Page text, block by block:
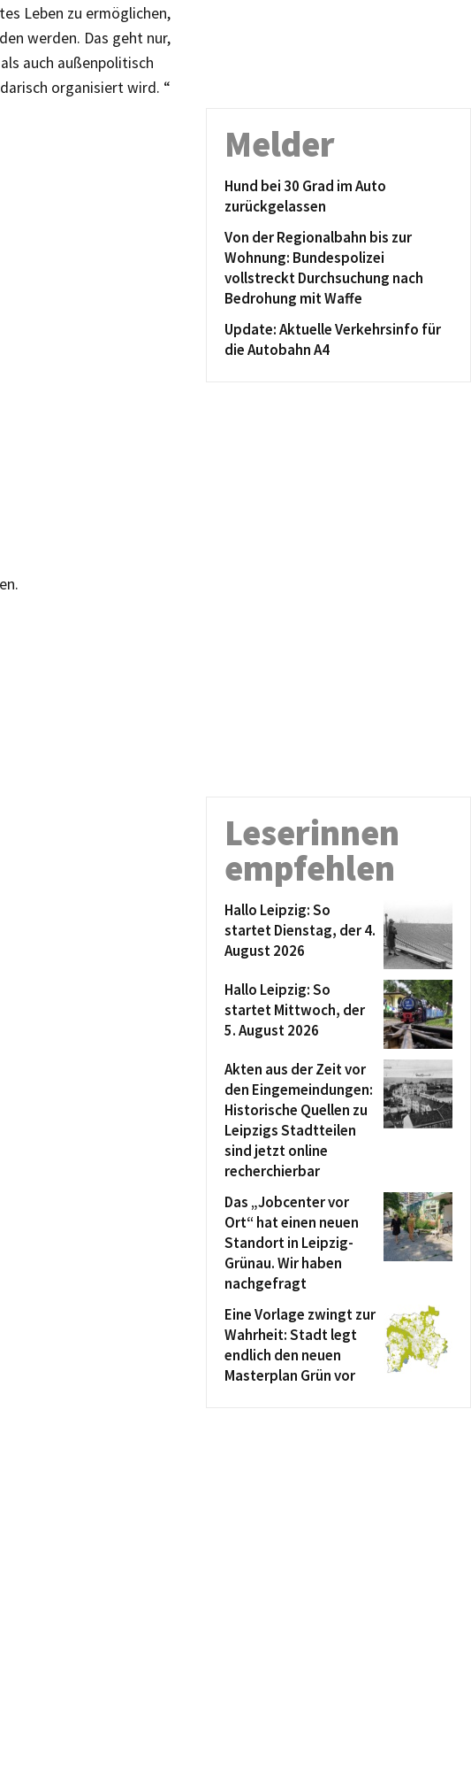
Leben zu ermöglichen,
werden. Das geht nur,
auch außenpolitisch
organisiert wird. “
Melder
Hund bei 30 Grad im Auto
zurückgelassen
Von der Regionalbahn bis zur
Wohnung: Bundespolizei
vollstreckt Durchsuchung nach
Bedrohung mit Waffe
Update: Aktuelle Verkehrsinfo für
die Autobahn A4
Leserinnen
empfehlen
Hallo Leipzig: So
startet Dienstag, der 4.
August 2026
Hallo Leipzig: So
startet Mittwoch, der
5. August 2026
Akten aus der Zeit vor
den Eingemeindungen:
Historische Quellen zu
Leipzigs Stadtteilen
sind jetzt online
recherchierbar
Das „Jobcenter vor
Ort“ hat einen neuen
Standort in Leipzig-
Grünau. Wir haben
nachgefragt
Eine Vorlage zwingt zur
Wahrheit: Stadt legt
endlich den neuen
Masterplan Grün vor